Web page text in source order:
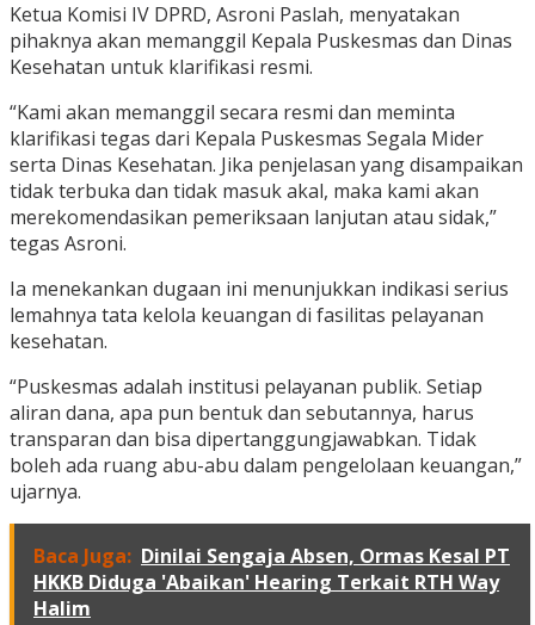
Ketua Komisi IV DPRD, Asroni Paslah, menyatakan
pihaknya akan memanggil Kepala Puskesmas dan Dinas
Kesehatan untuk klarifikasi resmi.
“Kami akan memanggil secara resmi dan meminta
klarifikasi tegas dari Kepala Puskesmas Segala Mider
serta Dinas Kesehatan. Jika penjelasan yang disampaikan
tidak terbuka dan tidak masuk akal, maka kami akan
merekomendasikan pemeriksaan lanjutan atau sidak,”
tegas Asroni.
Ia menekankan dugaan ini menunjukkan indikasi serius
lemahnya tata kelola keuangan di fasilitas pelayanan
kesehatan.
“Puskesmas adalah institusi pelayanan publik. Setiap
aliran dana, apa pun bentuk dan sebutannya, harus
transparan dan bisa dipertanggungjawabkan. Tidak
boleh ada ruang abu-abu dalam pengelolaan keuangan,”
ujarnya.
Baca Juga: Dinilai Sengaja Absen, Ormas Kesal PT
HKKB Diduga 'Abaikan' Hearing Terkait RTH Way
Halim